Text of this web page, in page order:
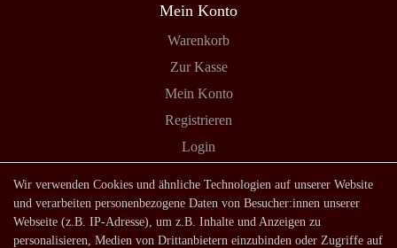
Mein Konto
Warenkorb
Zur Kasse
Mein Konto
Registrieren
Login
Shop
Lagerverkauf
Zahlungsarten
Wir verwenden Cookies und ähnliche Technologien auf unserer Website
und verarbeiten personenbezogene Daten von Besucher:innen unserer
Webseite (z.B. IP-Adresse), um z.B. Inhalte und Anzeigen zu
personalisieren, Medien von Drittanbietern einzubinden oder Zugriffe auf